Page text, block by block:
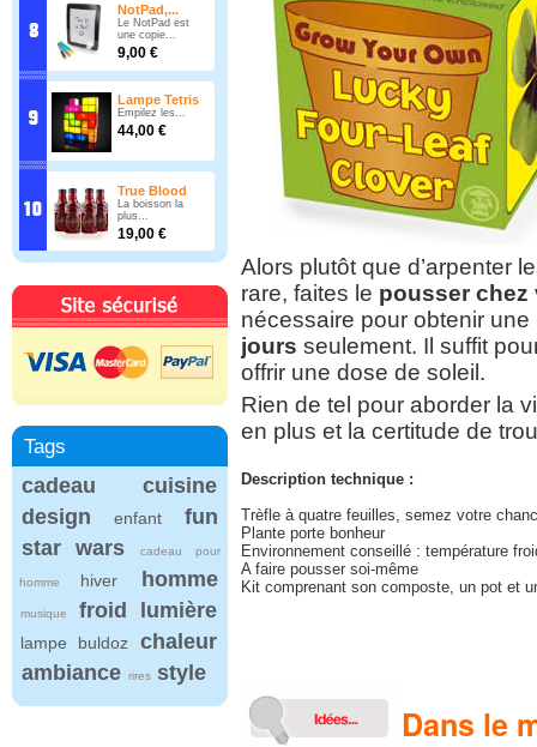
NotPad,...
Le NotPad est
une copie...
9,00 €
Lampe Tetris
Empilez les...
44,00 €
True Blood
La boisson la
plus...
19,00 €
Tags
cadeau
cuisine
design
enfant
fun
star wars
cadeau pour
homme hiver homme
musique froid lumière
lampe buldoz
chaleur
ambiance rires style
Alors plutôt que d’arpenter
rare, faites le pousser chez
nécessaire pour obtenir
jours seulement. Il suffit
offrir une dose de soleil.
Rien de tel pour aborder la
en plus et la certitude de
Description technique :
Trèfle à quatre feuilles, semez votre
Plante porte bonheur
Environnement conseillé : température
A faire pousser soi-même
Kit comprenant son composte, un pot et
Dans le